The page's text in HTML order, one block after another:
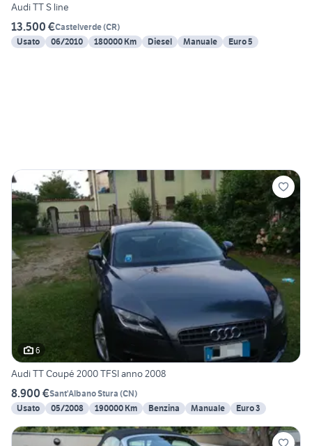
Audi TT S line
13.500 €Castelverde(CR)
Usato
06/2010 180000 Km Diesel Manuale Euro 5
6
Audi TT Coupé 2000 TFSI anno 2008
8.900 €Sant'Albano Stura (CN)
Usato
05/2008 190000 Km Benzina Manuale Euro 3